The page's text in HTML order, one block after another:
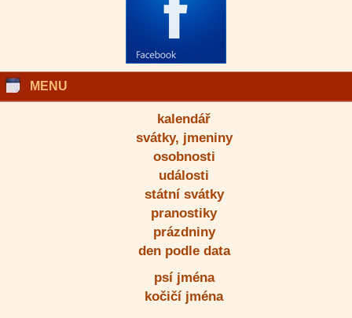
MENU
kalendář
svátky, jmeniny
osobnosti
události
státní svátky
pranostiky
prázdniny
den podle data
psí jména
kočičí jména